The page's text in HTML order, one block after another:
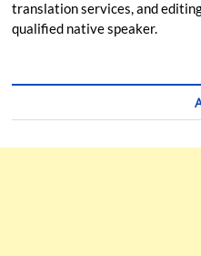
translation services, and
qualified native speaker.